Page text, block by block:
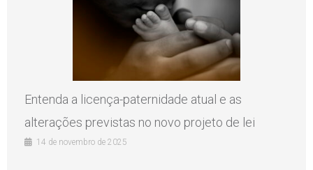
Entenda a licença-paternidade atual e as
alterações previstas no novo projeto de lei
14 de novembro de 2025